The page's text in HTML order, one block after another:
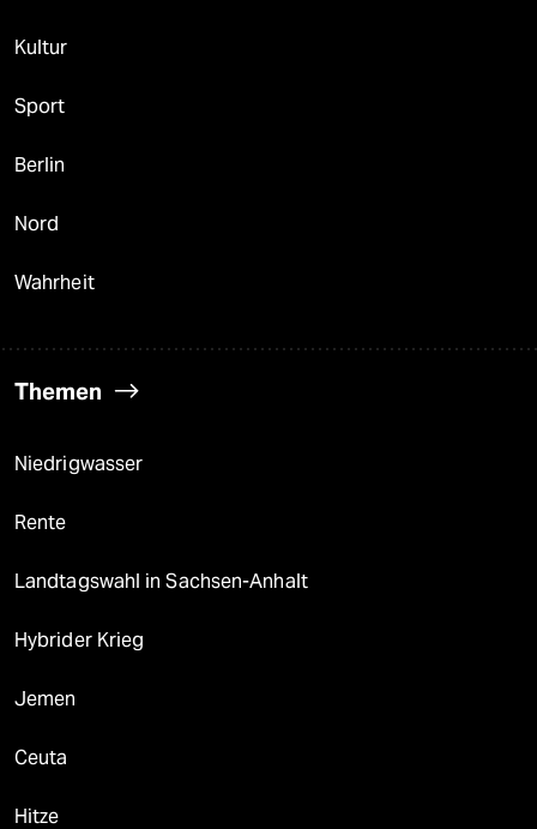
Kultur
Sport
Berlin
Nord
Wahrheit
Themen
Niedrigwasser
Rente
Landtagswahl in Sachsen-Anhalt
Hybrider Krieg
Jemen
Ceuta
Hitze